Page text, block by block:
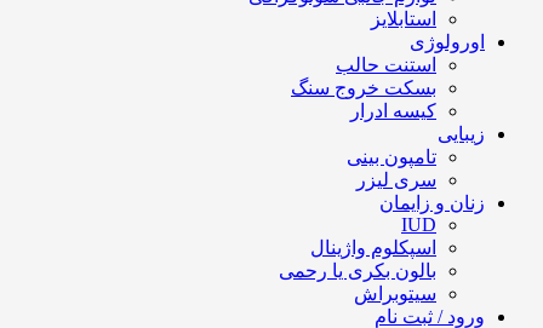
استابلایز
اورولوژی
استنت حالب
بسکت خروج سنگ
کیسه ادرار
زیبایی
تامپون بینی
سری لیزر
زنان و زایمان
IUD
اسپکلوم واژینال
بالون بکری یا رحمی
سیتوبراش
ورود / ثبت نام